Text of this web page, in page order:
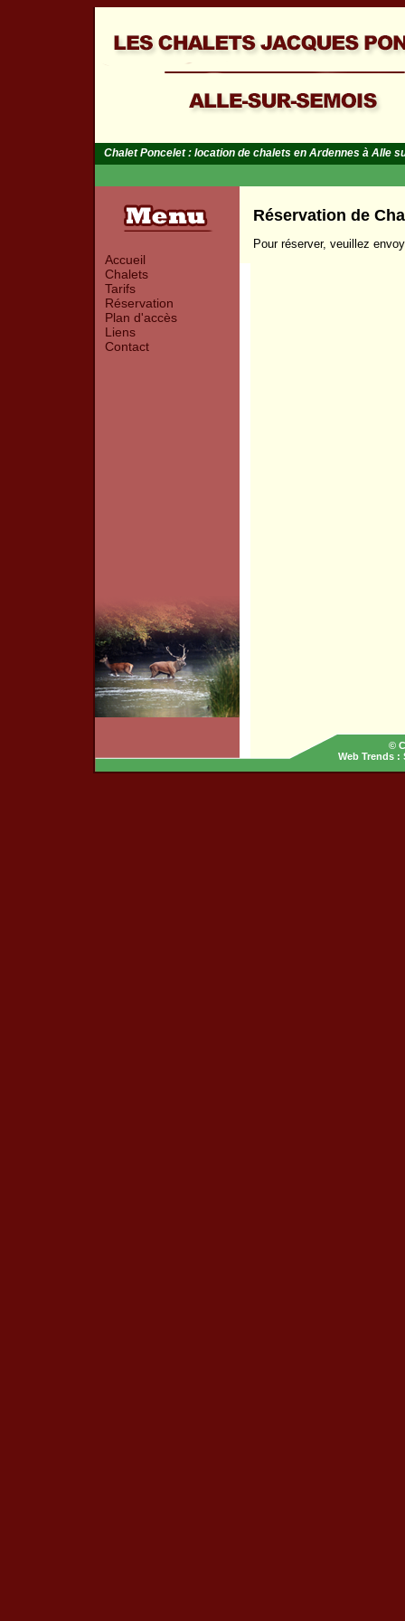
Chalet Poncelet : location de chalets en Ardennes à Alle
Accueil
Chalets
Tarifs
Réservation
Plan d'accès
Liens
Contact
Réservation de
Pour réserver, veuillez
©
Web Trends :